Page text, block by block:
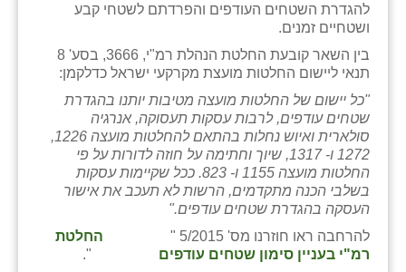
להגדרת השטחים העודפים והפרדתם לשטחי קבע
ושטחיים זמנים.
בין השאר קובעת החלטת הנהלת רמ"י, 3666, בסע' 8
תנאי ליישום החלטות מועצת מקרקעי ישראל כדלקמן:
"כל יישום של החלטות מועצה מטיבות יותנו בהגדרת
שטחים עודפים, לרבות עסקות תעסוקה, אנרגיה
סולארית ואיוש נחלות בהתאם להחלטות מועצה 1226,
1272 ו- 1317, שיוך וחתימה על חוזה לדורות על פי
החלטות מועצה 1155 ו- 823. ככל שקיימות עסקות
בשלבי הכנה מתקדמים, הרשות לא תעכב את אישור
העסקה בהגדרת שטחים עודפים."
להרחבה ראו חוזרנו מס' 5/2015 "
החלטת
רמ"י בעניין סימון שטחים עודפים
".
חמרה
חרב לאת
יקנעם
כליל
יד השמונה
כפר אביב